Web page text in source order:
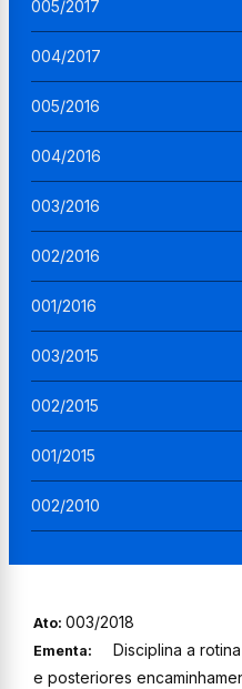
005/2017
004/2017
005/2016
004/2016
003/2016
002/2016
001/2016
003/2015
002/2015
001/2015
002/2010
Ato: 003/2018
Ementa:
Disciplina a
e posteriores